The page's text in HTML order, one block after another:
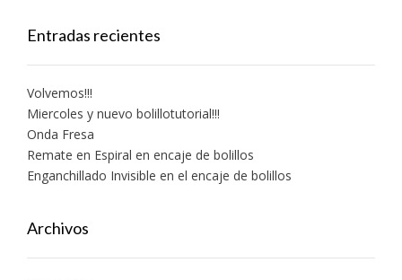
Entradas recientes
Volvemos!!!
Miercoles y nuevo bolillotutorial!!!
Onda Fresa
Remate en Espiral en encaje de bolillos
Enganchillado Invisible en el encaje de bolillos
Archivos